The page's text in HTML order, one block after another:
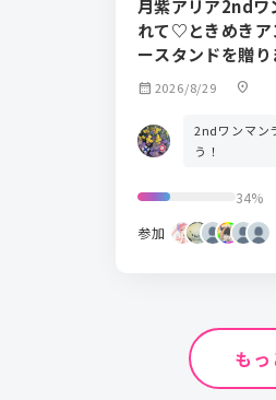
月紫アリア2ndワ
れて♡ときめきア
ースタンドを贈り
calendar_month 2026/8/29 location_on
2ndワンマン
う！
34%
参加
もっ